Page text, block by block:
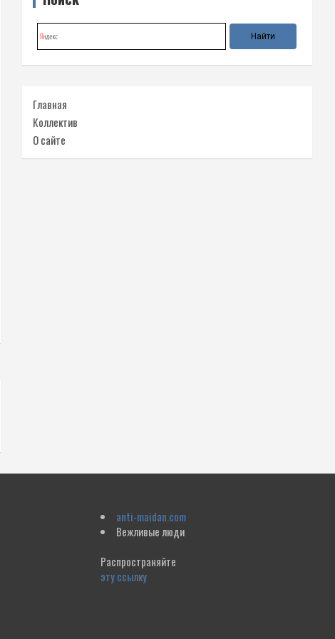
Главная
Коллектив
О сайте
anti-maidan.com
Вежливые люди
Распространяйте
эту ссылку